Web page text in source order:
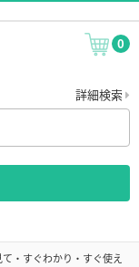
0
詳細検索
て・すぐわかり・すぐ使え